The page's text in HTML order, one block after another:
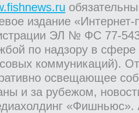
издание
ЭЛ № ФС 77-
по надзору в
коммуникаций).
освещающее
и за рубежом,
«Фишньюс».